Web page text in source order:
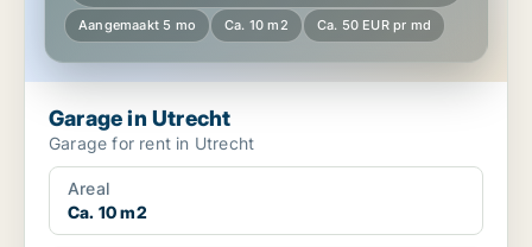
Aangemaakt 5 mo Ca. 10 m2 Ca. 50 EUR pr md
Garage in Utrecht
Garage for rent in Utrecht
Areal
Ca. 10 m2